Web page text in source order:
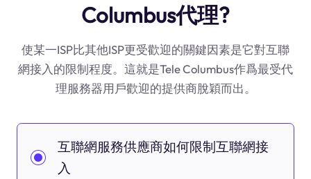
Columbus代理?
使某一ISP比其他ISP更受歡迎的關鍵因素是它對互聯
網接入的限制程度。這就是Tele Columbus作爲最受代
理服務器用戶歡迎的提供商脫穎而出。
互聯網服務供應商如何限制互聯網接
入